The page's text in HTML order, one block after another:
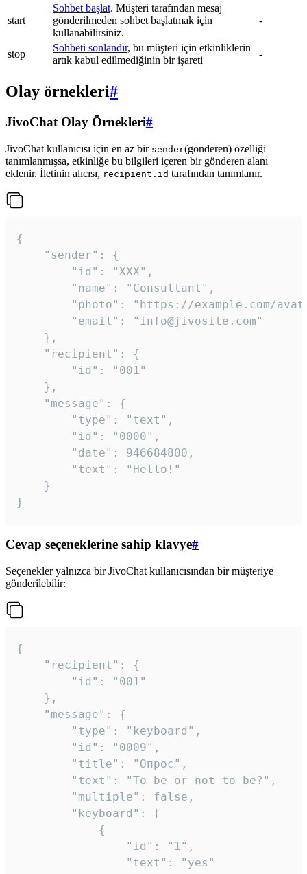
start
Sohbet başlat. Müşteri tarafından mesaj
gönderilmeden sohbet başlatmak için
kullanabilirsiniz.
-
stop
Sohbeti sonlandır, bu müşteri için etkinliklerin
artık kabul edilmediğinin bir işareti
-
Olay örnekleri#
JivoChat Olay Örnekleri#
JivoChat kullanıcısı için en az bir sender(gönderen) özelliği
tanımlanmışsa, etkinliğe bu bilgileri içeren bir gönderen alanı
eklenir. İletinin alıcısı, recipient.id tarafından tanımlanır.
{
}
Cevap seçeneklerine sahip klavye#
Seçenekler yalnızca bir JivoChat kullanıcısından bir müşteriye
gönderilebilir:
{